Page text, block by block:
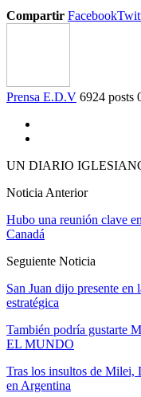
Compartir Facebook
Prensa E.D.V 6924 posts
UN DIARIO
Noticia Anterior
Hubo una reunión clave
Canadá
Seguiente Noticia
San Juan dijo presente
estratégica
También podría gustarte
EL MUNDO
Tras los insultos de Milei,
en Argentina